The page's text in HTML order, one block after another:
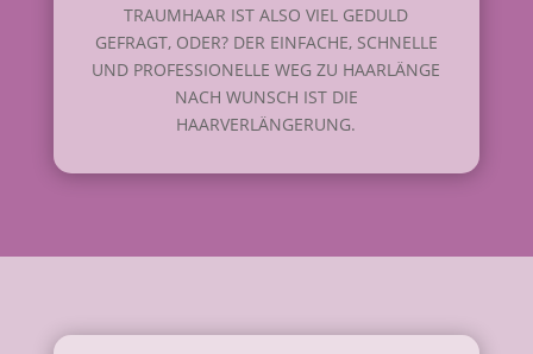
TRAUMHAAR IST ALSO VIEL GEDULD
GEFRAGT, ODER? DER EINFACHE, SCHNELLE
UND PROFESSIONELLE WEG ZU HAARLÄNGE
NACH WUNSCH IST DIE
HAARVERLÄNGERUNG.